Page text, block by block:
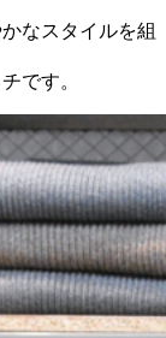
なスタイルを組
です。